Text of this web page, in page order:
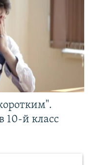
10-й класс